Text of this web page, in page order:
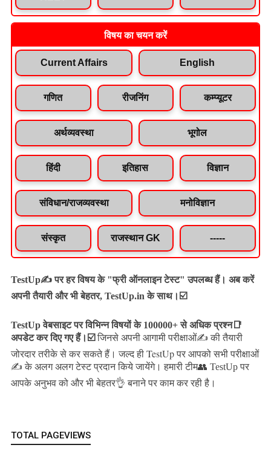
विषय का चयन करें
Current Affairs English
गणित रीजनिंग कम्प्यूटर
अर्थव्यवस्था भूगोल
हिंदी इतिहास विज्ञान
संविधान/राजव्यवस्था मनोविज्ञान
संस्कृत राजस्थान GK -----
TestUp✍️ पर हर विषय के "फ्री ऑनलाइन टेस्ट" उपलब्ध हैं। अब करें
अपनी तैयारी और भी बेहतर, TestUp.in के साथ।☑️
TestUp वेबसाइट पर विभिन्न विषयों के 100000+ से अधिक प्रश्न📑
अपडेट कर दिए गए हैं। ☑️ जिनसे अपनी आगामी परीक्षाओं✍️ की तैयारी
जोरदार तरीके से कर सकते हैं।जल्द ही TestUp पर आपको सभी परीक्षाओं
✍️ के अलग अलग टेस्ट प्रदान किये जायेंगे। हमारी टीम👥 TestUp पर
आपके अनुभव को और भी बेहतर👌 बनाने पर काम कर रही है।
TOTAL PAGEVIEWS